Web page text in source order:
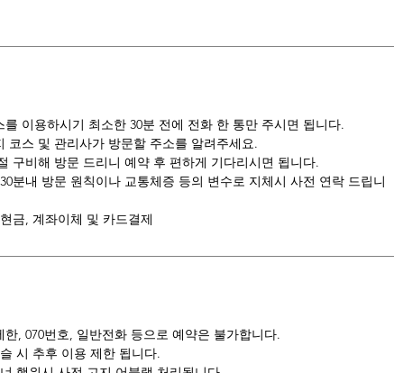
를 이용하시기 최소한 30분 전에 전화 한 통만 주시면 됩니다.
코스 및 관리사가 방문할 주소를 알려주세요.
구비해 방문 드리니 예약 후 편하게 기다리시면 됩니다.
분내 방문 원칙이나 교통체증 등의 변수로 지체시 사전 연락 드립니
금, 계좌이체 및 카드결제
한, 070번호, 일반전화 등으로 예약은 불가합니다.
시 추후 이용 제한 됩니다.